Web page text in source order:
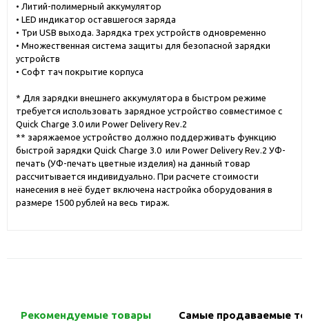
• Литий-полимерный аккумулятор
• LED индикатор оставшегося заряда
• Три USB выхода. Зарядка трех устройств одновременно
• Множественная система защиты для безопасной зарядки
устройств
• Софт тач покрытие корпуса
* Для зарядки внешнего аккумулятора в быстром режиме
требуется использовать зарядное устройство совместимое с
Quick Charge 3.0 или Power Delivery Rev.2
** заряжаемое устройство должно поддерживать функцию
быстрой зарядки Quick Charge 3.0 или Power Delivery Rev.2 УФ-
печать (УФ-печать цветные изделия) на данный товар
рассчитывается индивидуально. При расчете стоимости
нанесения в неё будет включена настройка оборудования в
размере 1500 рублей на весь тираж.
Рекомендуемые товары Самые продаваемые